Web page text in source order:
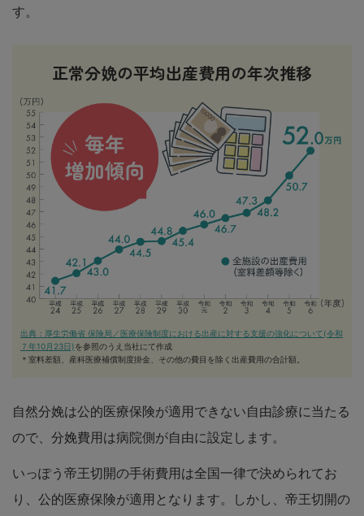
す。
正常分娩の平均出産費用の年次推移
出典：厚生労働省 保険局／医療保険制度における出産に対する支援の強化について(令和
７年10月23日)を参照のうえ当社にて作成
＊室料差額、産科医療補償制度掛金、その他の費目を除く出産費用の合計額。
自然分娩は公的医療保険が適用できない自由診療に当たる
ので、分娩費用は病院側が自由に設定します。
いっぽう帝王切開の手術費用は全国一律で決められてお
り、公的医療保険が適用となります。しかし、帝王切開の